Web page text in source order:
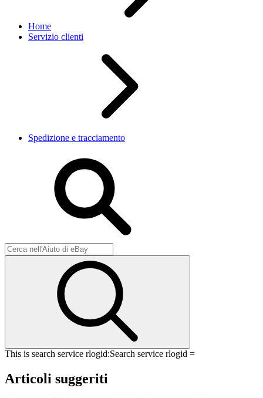
Home
Servizio clienti
Spedizione e tracciamento
This is search service rlogid:Search service rlogid =
Articoli suggeriti